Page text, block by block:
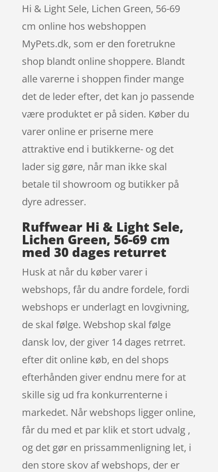
Hi & Light Sele, Lichen Green, 56-69
cm online hos webshoppen
MyPets.dk, som er den foretrukne
shop blandt online shoppere. Blandt
alle varerne i shoppen finder mange
det de leder efter, det kan jo passende
være produktet er på siden. Køber du
varer online er priserne mere
attraktive end i butikkerne- og det
lader sig gøre, når man ikke skal
betale til showroom og butikker på
dyre adresser.
Ruffwear Hi & Light Sele,
Lichen Green, 56-69 cm
med 30 dages returret
Husk at når du køber varer i
webshops, får du andre fordele, fordi
webshops er underlagt en lovgivning,
de skal følge. Webshop skal følge
dansk lov, der giver 14 dages retrret.
efter dit online køb, en del shops
efterhånden giver endnu mere for at
skille sig ud fra konkurrenterne i
markedet. Når webshops ligger online,
får du med et par klik et stort udvalg ,
og det gør en prissammenligning let, i
den store skov af webshops, der er